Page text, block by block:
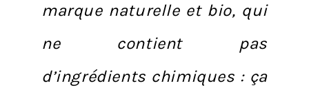
marque naturelle et bio, qui
ne contient pas
d’ingrédients chimiques : ça